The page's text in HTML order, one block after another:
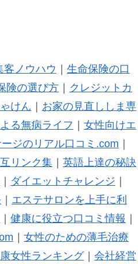
客ノウハウ
生命保険の口
険の選び方｜
クレジットカ
けん
お家の見直ししま専
る無病ライフ
女性向けエ
ジのリアル口コミ.com
リンク集｜ 英語上達の秘訣
ダイエットチャレンジ
｜ エステサロンを上手に利
健康に役立つ口コミ情報
女性のための薄毛治療
女性ランキング｜ 会社経営